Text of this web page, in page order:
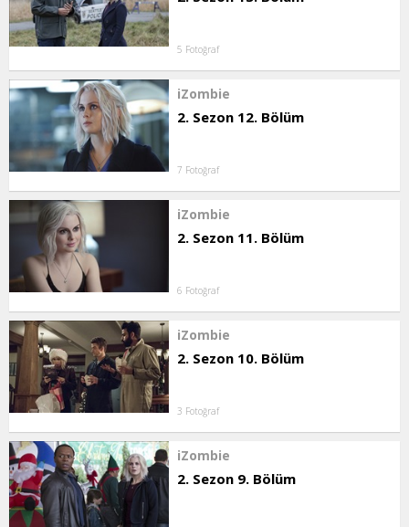
5 Fotoğraf
iZombie
2. Sezon 12. Bölüm
7 Fotoğraf
iZombie
2. Sezon 11. Bölüm
6 Fotoğraf
iZombie
2. Sezon 10. Bölüm
3 Fotoğraf
iZombie
2. Sezon 9. Bölüm